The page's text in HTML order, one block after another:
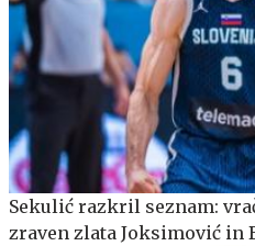
Sekulić razkril seznam:
zraven zlata Joksimović in